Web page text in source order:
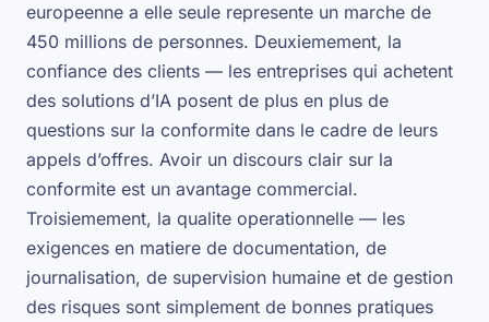
europeenne a elle seule represente un marche de
450 millions de personnes. Deuxiemement, la
confiance des clients — les entreprises qui achetent
des solutions d’IA posent de plus en plus de
questions sur la conformite dans le cadre de leurs
appels d’offres. Avoir un discours clair sur la
conformite est un avantage commercial.
Troisiemement, la qualite operationnelle — les
exigences en matiere de documentation, de
journalisation, de supervision humaine et de gestion
des risques sont simplement de bonnes pratiques